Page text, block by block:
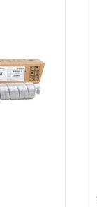
Toner,
Makine Modelleri;
Toner,